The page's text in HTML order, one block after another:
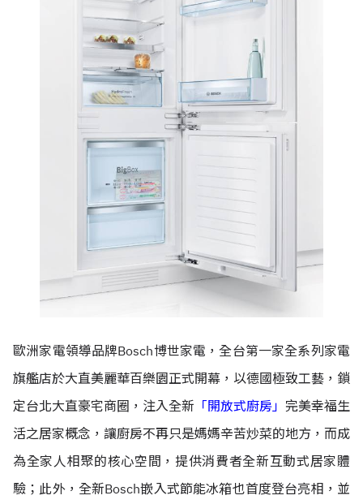
歐洲家電領導品牌Bosch博世家電，全台第一家全系列家電
旗艦店於大直美麗華百樂園正式開幕，以德國極致工藝，鎖
定台北大直豪宅商圈，注入全新 「開放式廚房」 完美幸福生
活之居家概念，讓廚房不再只是媽媽辛苦炒菜的地方，而成
為全家人相聚的核心空間，提供消費者全新互動式居家體
驗；此外，全新Bosch嵌入式節能冰箱也首度登台亮相，並